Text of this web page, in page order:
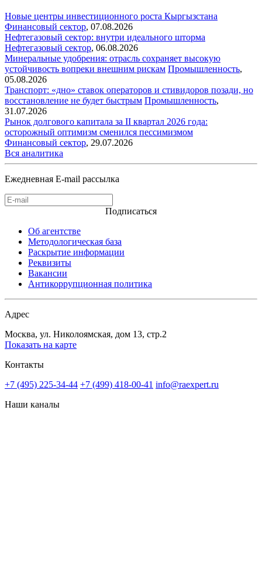
Новые центры инвестиционного роста Кыргызстана
Финансовый сектор, 07.08.2026
Нефтегазовый сектор: внутри идеального шторма
Нефтегазовый сектор, 06.08.2026
Минеральные удобрения: отрасль сохраняет высокую
устойчивость вопреки внешним рискам Промышленность,
05.08.2026
Транспорт: «дно» ставок операторов и стивидоров позади, но
восстановление не будет быстрым Промышленность,
31.07.2026
Рынок долгового капитала за II квартал 2026 года:
осторожный оптимизм сменился пессимизмом
Финансовый сектор, 29.07.2026
Вся аналитика
Ежедневная E-mail рассылка
Подписаться
Об агентстве
Методологическая база
Раскрытие информации
Реквизиты
Вакансии
Антикоррупционная политика
Адрес
Москва, ул. Николоямская, дом 13, стр.2
Показать на карте
Контакты
+7 (495) 225-34-44 +7 (499) 418-00-41 info@raexpert.ru
Наши каналы